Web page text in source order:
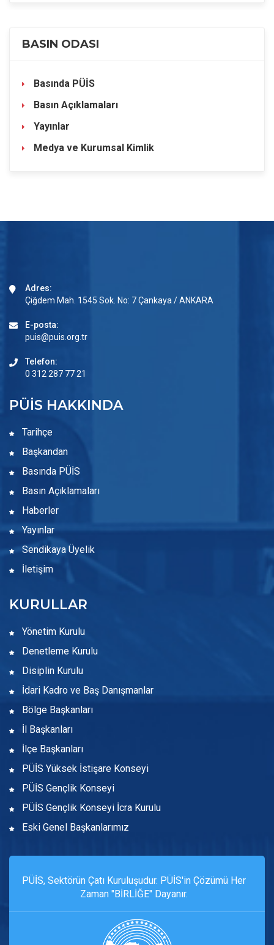
BASIN ODASI
Basında PÜİS
Basın Açıklamaları
Yayınlar
Medya ve Kurumsal Kimlik
Adres:
Çiğdem Mah. 1545 Sok. No: 7 Çankaya / ANKARA
E-posta:
puis@puis.org.tr
Telefon:
0 312 287 77 21
PÜİS HAKKINDA
Tarihçe
Başkandan
Basında PÜİS
Basın Açıklamaları
Haberler
Yayınlar
Sendikaya Üyelik
İletişim
KURULLAR
Yönetim Kurulu
Denetleme Kurulu
Disiplin Kurulu
İdari Kadro ve Baş Danışmanlar
Bölge Başkanları
İl Başkanları
İlçe Başkanları
PÜİS Yüksek İstişare Konseyi
PÜİS Gençlik Konseyi
PÜİS Gençlik Konseyi İcra Kurulu
Eski Genel Başkanlarımız
PÜİS, Sektörün Çatı Kuruluşudur. PÜİS'in Çözümü Her
Zaman "BİRLİĞE" Dayanır.